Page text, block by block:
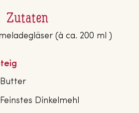
Zutaten
(à ca. 200 ml )
Feinstes Dinkelmehl